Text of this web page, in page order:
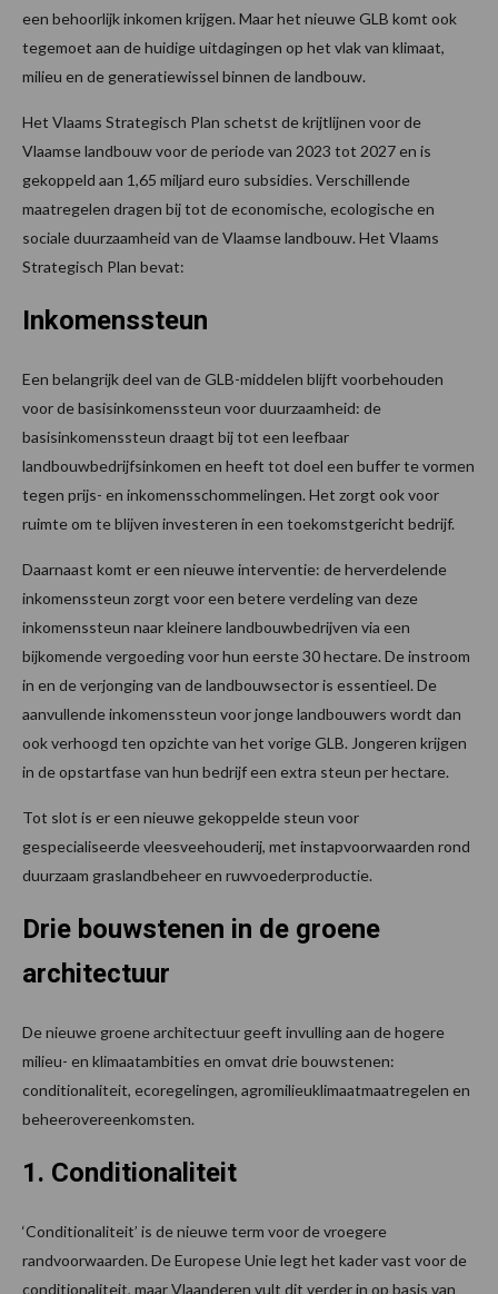
een behoorlijk inkomen krijgen. Maar het nieuwe GLB komt ook
tegemoet aan de huidige uitdagingen op het vlak van klimaat,
milieu en de generatiewissel binnen de landbouw.
Het Vlaams Strategisch Plan schetst de krijtlijnen voor de
Vlaamse landbouw voor de periode van 2023 tot 2027 en is
gekoppeld aan 1,65 miljard euro subsidies. Verschillende
maatregelen dragen bij tot de economische, ecologische en
sociale duurzaamheid van de Vlaamse landbouw. Het Vlaams
Strategisch Plan bevat:
Inkomenssteun
Een belangrijk deel van de GLB-middelen blijft voorbehouden
voor de basisinkomenssteun voor duurzaamheid: de
basisinkomenssteun draagt bij tot een leefbaar
landbouwbedrijfsinkomen en heeft tot doel een buffer te vormen
tegen prijs- en inkomensschommelingen. Het zorgt ook voor
ruimte om te blijven investeren in een toekomstgericht bedrijf.
Daarnaast komt er een nieuwe interventie: de herverdelende
inkomenssteun zorgt voor een betere verdeling van deze
inkomenssteun naar kleinere landbouwbedrijven via een
bijkomende vergoeding voor hun eerste 30 hectare. De instroom
in en de verjonging van de landbouwsector is essentieel. De
aanvullende inkomenssteun voor jonge landbouwers wordt dan
ook verhoogd ten opzichte van het vorige GLB. Jongeren krijgen
in de opstartfase van hun bedrijf een extra steun per hectare.
Tot slot is er een nieuwe gekoppelde steun voor
gespecialiseerde vleesveehouderij, met instapvoorwaarden rond
duurzaam graslandbeheer en ruwvoederproductie.
Drie bouwstenen in de groene
architectuur
De nieuwe groene architectuur geeft invulling aan de hogere
milieu- en klimaatambities en omvat drie bouwstenen:
conditionaliteit, ecoregelingen, agromilieuklimaatmaatregelen en
beheerovereenkomsten.
1. Conditionaliteit
‘Conditionaliteit’ is de nieuwe term voor de vroegere
randvoorwaarden. De Europese Unie legt het kader vast voor de
conditionaliteit, maar Vlaanderen vult dit verder in op basis van